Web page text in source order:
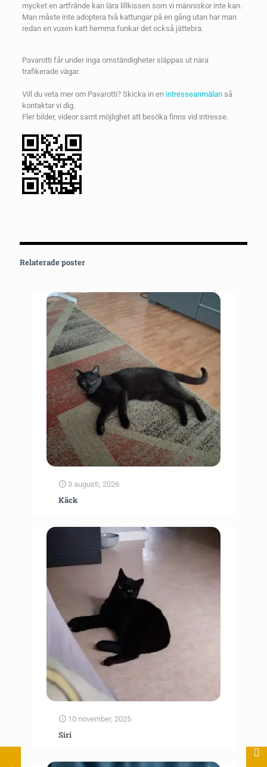
mycket en artfrände kan lära lillkissen som vi människor inte kan.
Man måste inte adoptera två kattungar på en gång utan har man
redan en vuxen katt hemma funkar det också jättebra.
Pavarotti får under inga omständigheter släppas ut nära
trafikerade vägar.
Vill du veta mer om Pavarotti? Skicka in en intresseanmälanså
kontaktar vi dig.
Fler bilder, videor samt möjlighet att besöka finns vid intresse.
Relaterade poster
3 augusti, 2026
Käck
10 november, 2025
Siri